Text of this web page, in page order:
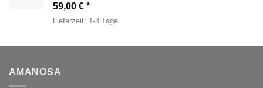
59,00 €
Lieferzeit: 1-3 Tage
AMANOSA